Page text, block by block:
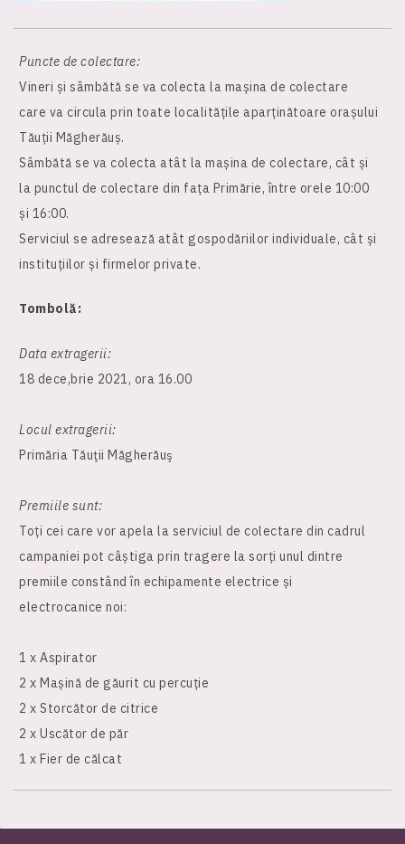
Puncte de colectare:
Vineri și sâmbătă se va colecta la mașina de colectare
care va circula prin toate localitățile aparținătoare orașului
Tăuții Măgherăuș.
Sâmbătă se va colecta atât la mașina de colectare, cât și
la punctul de colectare din fața Primărie, între orele 10:00
și 16:00.
Serviciul se adresează atât gospodăriilor individuale, cât și
instituțiilor și firmelor private.
Tombolă:
Data extragerii:
18 dece,brie 2021, ora 16.00
Locul extragerii:
Primăria Tăuţii Măgherăuş
Premiile sunt:
Toți cei care vor apela la serviciul de colectare din cadrul
campaniei pot câștiga prin tragere la sorți unul dintre
premiile constând în echipamente electrice și
electrocanice noi:
1 x Aspirator
2 x Mașină de găurit cu percuție
2 x Storcător de citrice
2 x Uscător de păr
1 x Fier de călcat